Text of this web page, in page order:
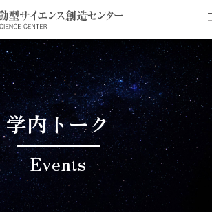
ト情報 ＞ 第11回学内トーク
学内トーク
Events